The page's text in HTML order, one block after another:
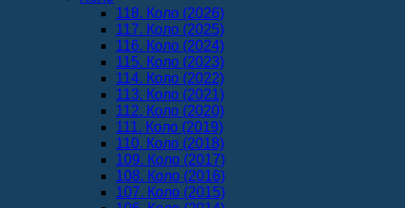
118. Коло (2026)
117. Коло (2025)
116. Коло (2024)
115. Коло (2023)
114. Коло (2022)
113. Коло (2021)
112. Коло (2020)
111. Коло (2019)
110. Коло (2018)
109. Коло (2017)
108. Коло (2016)
107. Коло (2015)